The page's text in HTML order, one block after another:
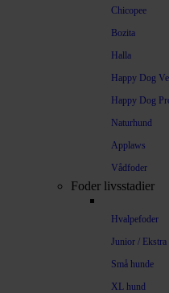
Chicopee
Bozita
Halla
Happy Dog
Happy Dog
Naturhund
Applaws
Vådfoder
Foder livsstadier
Hvalpefoder
Junior / Ekstra
Små hunde
XL hund